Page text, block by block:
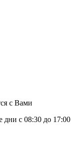
с Вами
дни с 08:30 до 17:00